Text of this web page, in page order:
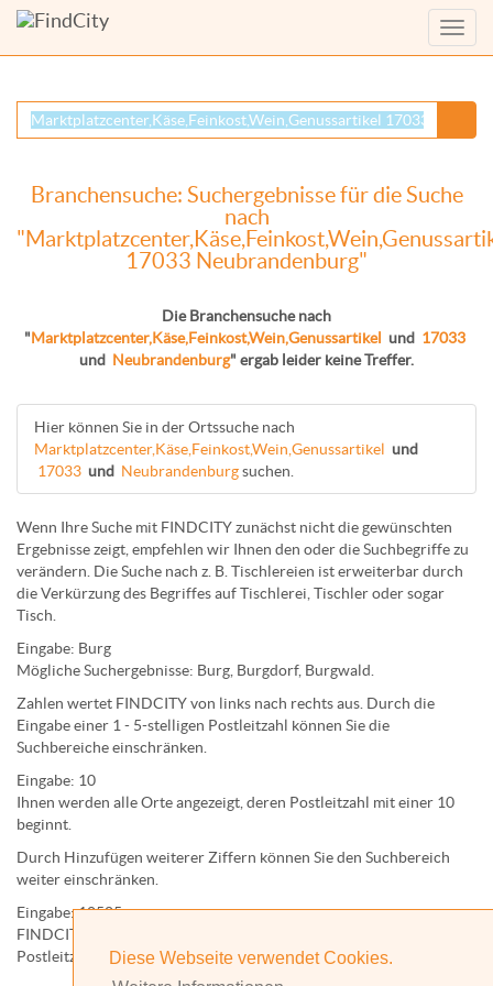
Diese Webseite verwendet Cookies.
Menü
Branchensuche: Suchergebnisse für die Suche
nach
17033 Neubrandenburg"
Die Branchensuche nach
"Marktplatzcenter,Käse,Feinkost,Wein,Genussartikel und 17033
und Neubrandenburg" ergab leider keine Treffer.
Hier können Sie in der Ortssuche nach
Marktplatzcenter,Käse,Feinkost,Wein,Genussartikel und
17033 und Neubrandenburgsuchen.
Wenn Ihre Suche mit FINDCITY zunächst nicht die gewünschten
Ergebnisse zeigt, empfehlen wir Ihnen den oder die Suchbegriffe zu
verändern. Die Suche nach z. B. Tischlereien ist erweiterbar durch
die Verkürzung des Begriffes aufTischlerei Tischleroder sogar
Tisch
Eingabe: Burg
Mögliche Suchergebnisse: Burg Burgdorf, Burgwald.
Zahlen wertet FINDCITY von links nach rechts aus. Durch die
Eingabe einer 1 - 5-stelligen Postleitzahl können Sie die
Suchbereiche einschränken.
Eingabe: 10
Ihnen werden alle Orteangezeigt, deren Postleitzahl mit einer 10
beginnt.
Durch Hinzufügen weiterer Ziffern können Sie den Suchbereich
weiter einschränken.
Eingabe:10585
FINDCITY präsentiert Ihnen ausschließlich die zu dieser
Postleitzahl gehörende Kommune; in diesem Fall Berlin.